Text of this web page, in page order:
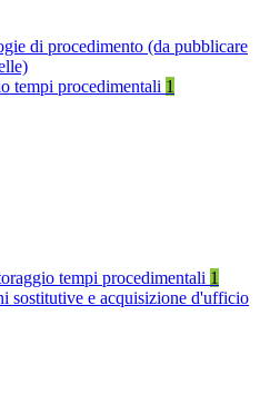
di procedimento (da pubblicare
tempi procedimentali 1
tempi procedimentali 1
sostitutive e acquisizione d'ufficio